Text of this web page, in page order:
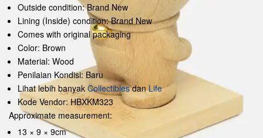
Outside condition: Brand New
Lining (Inside) condition: Brand New
Comes with original packaging
Color: Brown
Material: Wood
Penilaian Kondisi: Baru
Lihat lebih banyak CollectiblesdanLife
Kode Vendor: HBXKM323
Approximate measurement:
13 × 9 × 9cm